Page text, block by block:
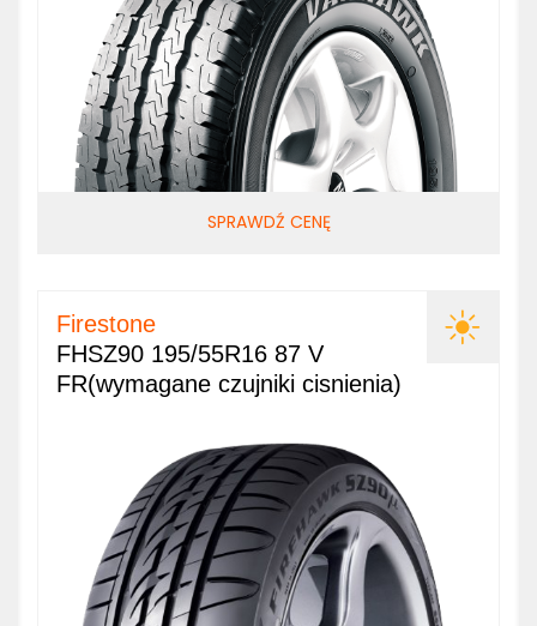
SPRAWDŹ CENĘ
Firestone
FHSZ90 195/55R16 87 V
FR(wymagane czujniki cisnienia)